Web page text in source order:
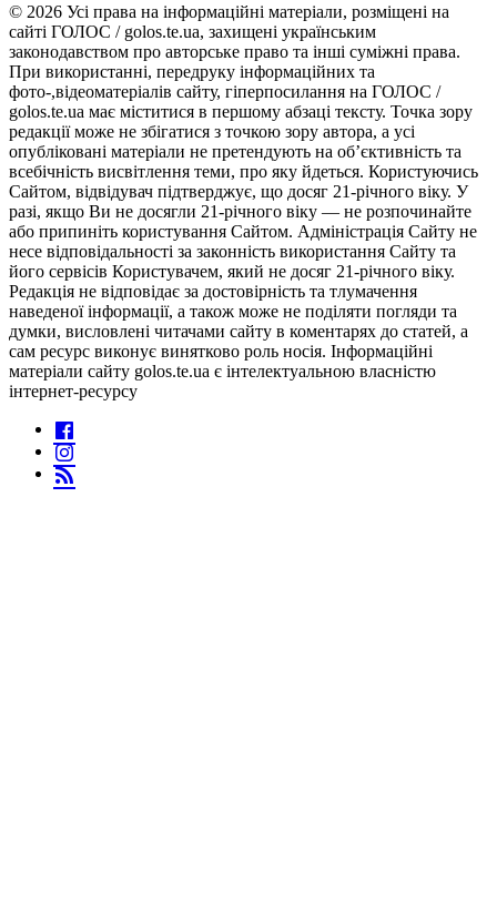
© 2026 Усі права на інформаційні матеріали, розміщені на
сайті ГОЛОС / golos.te.ua, захищені українським
законодавством про авторське право та інші суміжні права.
При використанні, передруку інформаційних та
фото-,відеоматеріалів сайту, гіперпосилання на ГОЛОС /
golos.te.ua має міститися в першому абзаці тексту. Точка зору
редакції може не збігатися з точкою зору автора, а усі
опубліковані матеріали не претендують на об’єктивність та
всебічність висвітлення теми, про яку йдеться. Користуючись
Сайтом, відвідувач підтверджує, що досяг 21-річного віку. У
разі, якщо Ви не досягли 21-річного віку — не розпочинайте
або припиніть користування Сайтом. Адміністрація Сайту не
несе відповідальності за законність використання Сайту та
його сервісів Користувачем, який не досяг 21-річного віку.
Редакція не відповідає за достовірність та тлумачення
наведеної інформації, а також може не поділяти погляди та
думки, висловлені читачами сайту в коментарях до статей, а
сам ресурс виконує винятково роль носія. Інформаційні
матеріали сайту golos.te.ua є інтелектуальною власністю
інтернет-ресурсу